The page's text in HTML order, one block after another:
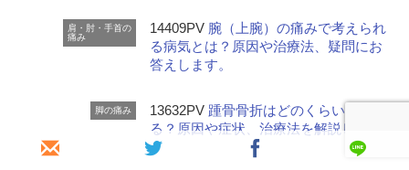
肩・肘・手首の
痛み
14409PV 腕（上腕）の痛みで考えられ
る病気とは？原因や治療法、疑問にお
答えします。
脚の痛み 13632PV 踵骨骨折はどのくらいで歩け
る？原因や症状、治療法を解説します